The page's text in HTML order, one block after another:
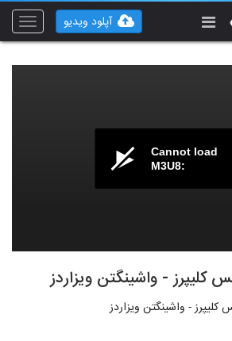
Toggle
آپلود ویدیو
Cannot load
M3U8:
- واشینگتن ویزاردز
- واشینگتن ویزاردز